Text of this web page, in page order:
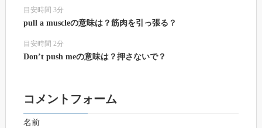
目安時間 3分
pull a muscleの意味は？筋肉を引っ張る？
目安時間 2分
Don’t push meの意味は？押さないで？
コメントフォーム
名前